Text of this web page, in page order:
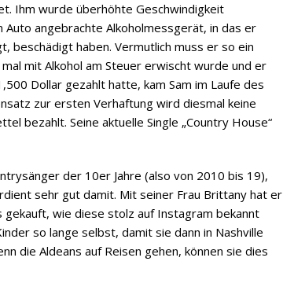
Ihm wurde überhöhte Geschwindigkeit
angebrachte Alkoholmessgerät, in das er
beschädigt haben. Vermutlich muss er so ein
mit Alkohol am Steuer erwischt wurde und er
Dollar gezahlt hatte, kam Sam im Laufe des
zur ersten Verhaftung wird diesmal keine
bezahlt. Seine aktuelle Single „Country House“
der 10er Jahre (also von 2010 bis 19),
sehr gut damit. Mit seiner Frau Brittany hat er
gekauft, wie diese stolz auf Instagram bekannt
so lange selbst, damit sie dann in Nashville
die Aldeans auf Reisen gehen, können sie dies